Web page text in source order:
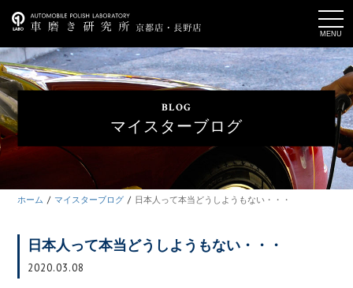
t
o
g
g
l
e
n
a
a
t
i
o
n
BLOG
マイスターブログ
ホーム マイスターブログ 日本人って本当どうしようもない・・・
日本人って本当どうしようもない・・・
2020.03.08